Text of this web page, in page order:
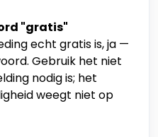
"gratis"
echt gratis is, ja —
Gebruik het niet
nodig is; het
weegt niet op